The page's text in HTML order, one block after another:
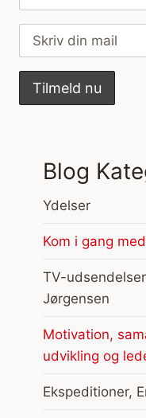
Blog
Ydelser
Kom i gang
TV-
Jørgensen
Motivation,
udvikling og
Ekspeditioner,